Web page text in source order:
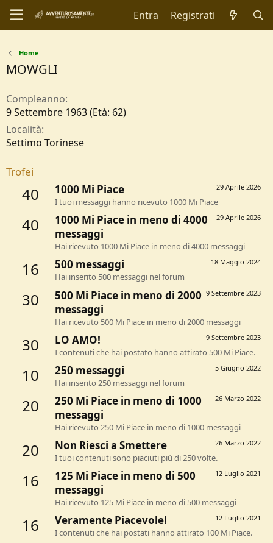
Entra Registrati
Home
MOWGLI
Compleanno
9 Settembre 1963 (Età: 62)
Località
Settimo Torinese
Trofei
40 29 Aprile 2026
1000 Mi Piace
I tuoi messaggi hanno ricevuto 1000 Mi Piace
40 29 Aprile 2026
1000 Mi Piace in meno di 4000
messaggi
Hai ricevuto 1000 Mi Piace in meno di 4000 messaggi
16 18 Maggio 2024
500 messaggi
Hai inserito 500 messaggi nel forum
30 9 Settembre 2023
500 Mi Piace in meno di 2000
messaggi
Hai ricevuto 500 Mi Piace in meno di 2000 messaggi
30 9 Settembre 2023
LO AMO!
I contenuti che hai postato hanno attirato 500 Mi Piace.
10 5 Giugno 2022
250 messaggi
Hai inserito 250 messaggi nel forum
20 26 Marzo 2022
250 Mi Piace in meno di 1000
messaggi
Hai ricevuto 250 Mi Piace in meno di 1000 messaggi
20 26 Marzo 2022
Non Riesci a Smettere
I tuoi contenuti sono piaciuti più di 250 volte.
16 12 Luglio 2021
125 Mi Piace in meno di 500
messaggi
Hai ricevuto 125 Mi Piace in meno di 500 messaggi
16 12 Luglio 2021
Veramente Piacevole!
I contenuti che hai postati hanno attirato 100 Mi Piace.